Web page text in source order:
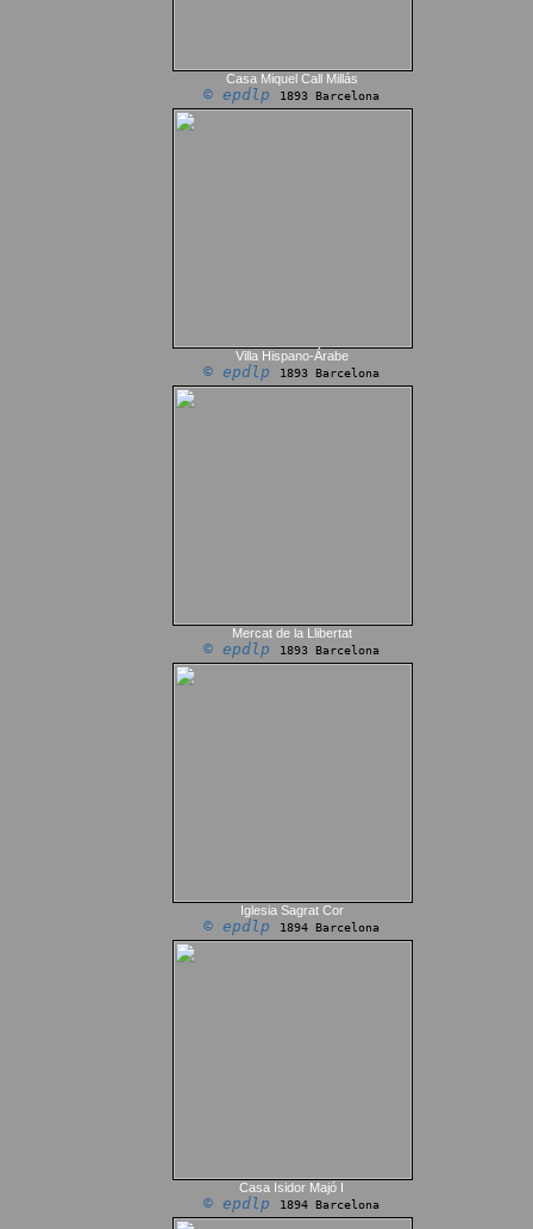
Casa Miquel Call Millás
© epdlp 1893 Barcelona
Villa Hispano-Árabe
© epdlp 1893 Barcelona
Mercat de la Llibertat
© epdlp 1893 Barcelona
Iglesia Sagrat Cor
© epdlp 1894 Barcelona
Casa Isidor Majó I
© epdlp 1894 Barcelona